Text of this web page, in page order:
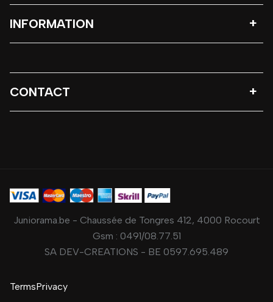
INFORMATION
CONTACT
Juniorama.be - Chaussée de Tongres 412, 4000 Rocourt
Gsm : 0491/08.77.51
SA DEV-CREATIONS - BE 0597.695.489
TermsPrivacy